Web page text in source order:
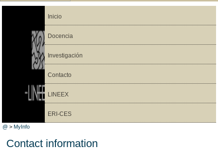
Inicio
Docencia
Investigación
Contacto
LINEEX
ERI-CES
@ >MyInfo
Contact information